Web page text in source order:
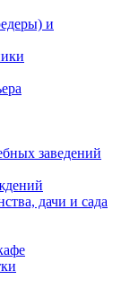
и
заведений
дачи и сада